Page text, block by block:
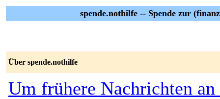
spende.nothilfe -- Spende zur
Über spende.nothilfe
Um frühere Nachrichten an